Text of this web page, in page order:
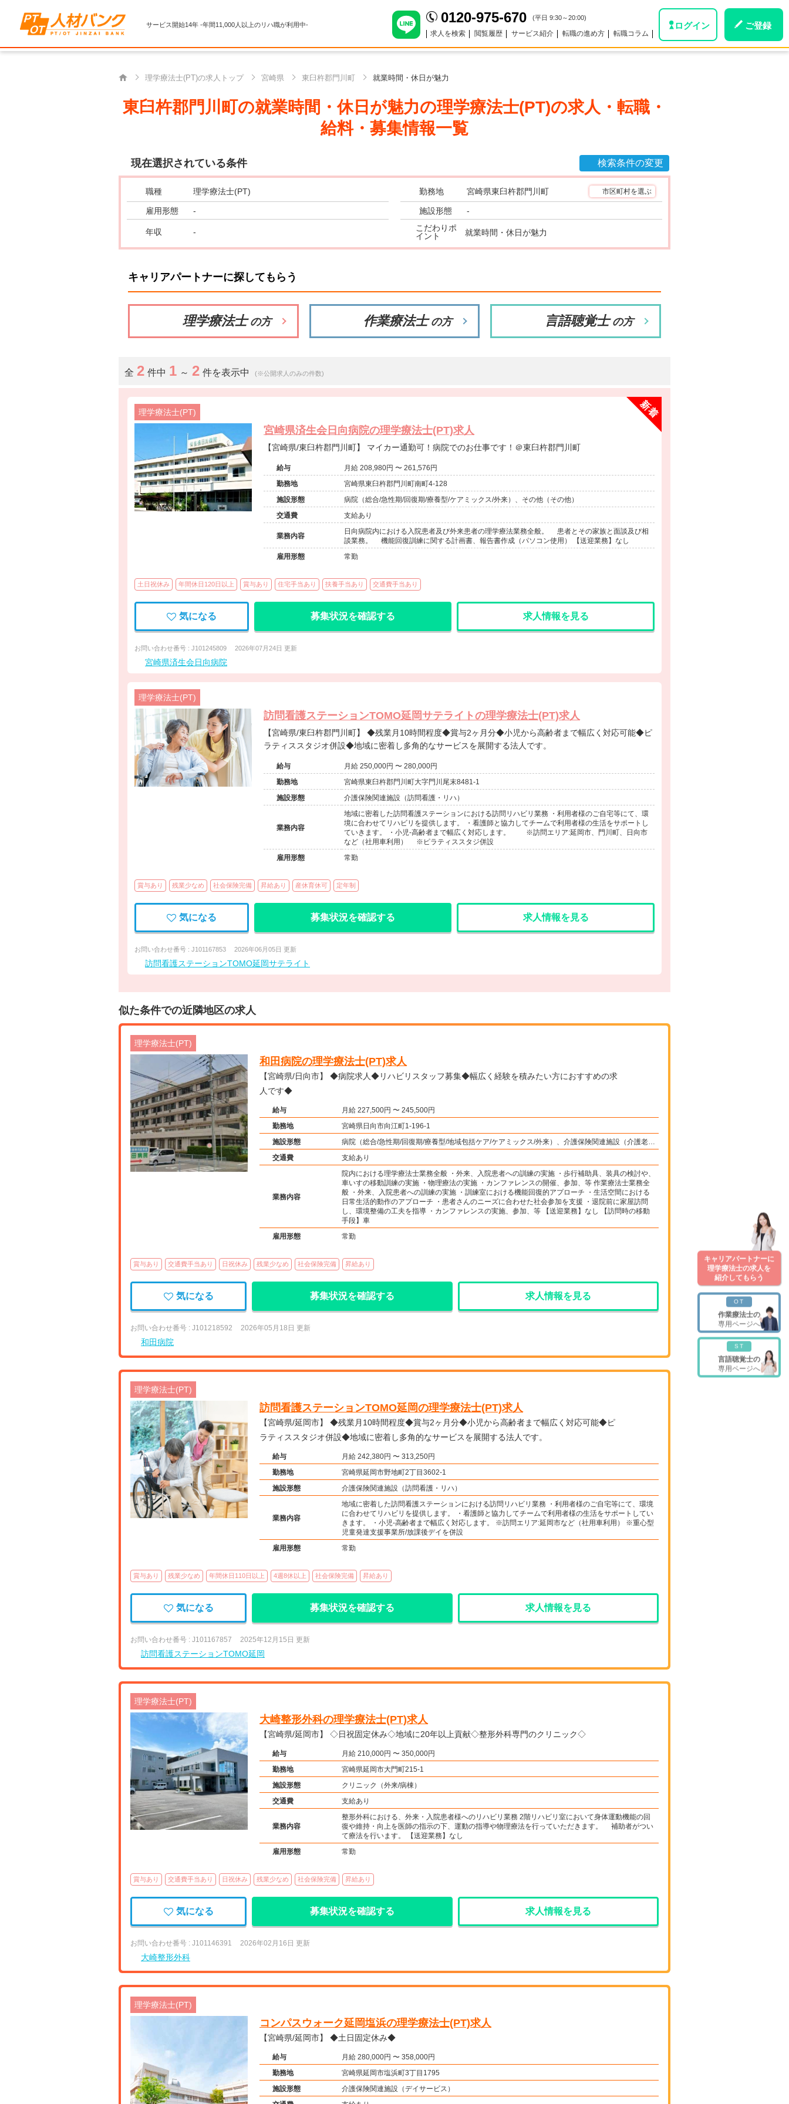
サービス開始14年 -年間11,000人以上のリハ職が利用中- 0120-975-670 (平日 9:30～20:00)
求人を検索 閲覧履歴 サービス紹介 転職の進め方 転職コラム
ログイン ご登録
理学療法士(PT)の求人トップ 宮崎県 東臼杵郡門川町 就業時間・休日が魅力
東臼杵郡門川町の就業時間・休日が魅力の理学療法士(PT)の求人・転職・
給料・募集情報一覧
現在選択されている条件 検索条件の変更
職種 理学療法士(PT) 勤務地 宮崎県東臼杵郡門川町 市区町村を選ぶ
雇用形態 - 施設形態 -
年収 -
こだわりポ
イント
就業時間・休日が魅力
キャリアパートナーに探してもらう
理学療法士 の方 作業療法士 の方 言語聴覚士 の方
全 2 件中 1 ～ 2 件を表示中 (※公開求人のみの件数)
理学療法士(PT)
宮崎県済生会日向病院の理学療法士(PT)求人
【宮崎県/東臼杵郡門川町】 マイカー通勤可！病院でのお仕事です！＠東臼杵郡門川町
給与
月給 208,980円 〜 261,576円
勤務地
宮崎県東臼杵郡門川町南町4-128
施設形態
病院（総合/急性期/回復期/療養型/ケアミックス/外来）、その他（その他）
交通費
支給あり
業務内容
日向病院内における入院患者及び外来患者の理学療法業務全般。 患者とその家族と面談及び相
談業務。 機能回復訓練に関する計画書、報告書作成（パソコン使用） 【送迎業務】なし
雇用形態
常勤
土日祝休み 年間休日120日以上 賞与あり 住宅手当あり 扶養手当あり 交通費手当あり
気になる 募集状況を確認する 求人情報を見る
お問い合わせ番号 : J101245809 2026年07月24日 更新
宮崎県済生会日向病院
理学療法士(PT)
訪問看護ステーションTOMO延岡サテライトの理学療法士(PT)求人
【宮崎県/東臼杵郡門川町】 ◆残業月10時間程度◆賞与2ヶ月分◆小児から高齢者まで幅広く対応可能◆ピ
ラティススタジオ併設◆地域に密着し多角的なサービスを展開する法人です。
給与
月給 250,000円 〜 280,000円
勤務地
宮崎県東臼杵郡門川町大字門川尾末8481-1
施設形態
介護保険関連施設（訪問看護・リハ）
業務内容
地域に密着した訪問看護ステーションにおける訪問リハビリ業務 ・利用者様のご自宅等にて、環
境に合わせてリハビリを提供します。 ・看護師と協力してチームで利用者様の生活をサポートし
ていきます。 ・小児-高齢者まで幅広く対応します。 ※訪問エリア:延岡市、門川町、日向市
など（社用車利用） ※ピラティススタジ併設
雇用形態
常勤
賞与あり 残業少なめ 社会保険完備 昇給あり 産休育休可 定年制
気になる 募集状況を確認する 求人情報を見る
お問い合わせ番号 : J101167853 2026年06月05日 更新
訪問看護ステーションTOMO延岡サテライト
似た条件での近隣地区の求人
理学療法士(PT)
和田病院の理学療法士(PT)求人
【宮崎県/日向市】 ◆病院求人◆リハビリスタッフ募集◆幅広く経験を積みたい方におすすめの求
人です◆
給与
月給 227,500円 〜 245,500円
勤務地
宮崎県日向市向江町1-196-1
施設形態
病院（総合/急性期/回復期/療養型/地域包括ケア/ケアミックス/外来）、介護保険関連施設（介護老人
保健施設/訪問看護・リハ）、その他（その他）
交通費 支給あり
業務内容
院内における理学療法士業務全般 ・外来、入院患者への訓練の実施 ・歩行補助具、装具の検討や、
車いすの移動訓練の実施 ・物理療法の実施 ・カンファレンスの開催、参加、等 作業療法士業務全
般 ・外来、入院患者への訓練の実施 ・訓練室における機能回復的アプローチ ・生活空間における
日常生活的動作のアプローチ ・患者さんのニーズに合わせた社会参加を支援 ・退院前に家屋訪問
し、環境整備の工夫を指導 ・カンファレンスの実施、参加、等 【送迎業務】なし 【訪問時の移動
手段】車
雇用形態
常勤
賞与あり 交通費手当あり 日祝休み 残業少なめ 社会保険完備 昇給あり
気になる 募集状況を確認する 求人情報を見る
お問い合わせ番号 : J101218592 2026年05月18日 更新
和田病院
理学療法士(PT)
訪問看護ステーションTOMO延岡の理学療法士(PT)求人
【宮崎県/延岡市】 ◆残業月10時間程度◆賞与2ヶ月分◆小児から高齢者まで幅広く対応可能◆ピ
ラティススタジオ併設◆地域に密着し多角的なサービスを展開する法人です。
給与
月給 242,380円 〜 313,250円
勤務地
宮崎県延岡市野地町2丁目3602-1
施設形態
介護保険関連施設（訪問看護・リハ）
業務内容
地域に密着した訪問看護ステーションにおける訪問リハビリ業務 ・利用者様のご自宅等にて、環境
に合わせてリハビリを提供します。 ・看護師と協力してチームで利用者様の生活をサポートしてい
きます。 ・小児-高齢者まで幅広く対応します。 ※訪問エリア:延岡市など（社用車利用） ※重心型
児童発達支援事業所/放課後デイを併設
雇用形態
常勤
賞与あり 残業少なめ 年間休日110日以上 4週8休以上 社会保険完備 昇給あり
気になる 募集状況を確認する 求人情報を見る
お問い合わせ番号 : J101167857 2025年12月15日 更新
訪問看護ステーションTOMO延岡
理学療法士(PT)
大崎整形外科の理学療法士(PT)求人
【宮崎県/延岡市】 ◇日祝固定休み◇地域に20年以上貢献◇整形外科専門のクリニック◇
給与
月給 210,000円 〜 350,000円
勤務地
宮崎県延岡市大門町215-1
施設形態
クリニック（外来/病棟）
交通費
支給あり
業務内容
整形外科における、外来・入院患者様へのリハビリ業務 2階リハビリ室において身体運動機能の回
復や維持・向上を医師の指示の下、運動の指導や物理療法を行っていただきます。 補助者がつい
て療法を行います。 【送迎業務】なし
雇用形態
常勤
賞与あり 交通費手当あり 日祝休み 残業少なめ 社会保険完備 昇給あり
気になる 募集状況を確認する 求人情報を見る
お問い合わせ番号 : J101146391 2026年02月16日 更新
大崎整形外科
理学療法士(PT)
コンパスウォーク延岡塩浜の理学療法士(PT)求人
【宮崎県/延岡市】 ◆土日固定休み◆
給与
月給 280,000円 〜 358,000円
勤務地
宮崎県延岡市塩浜町3丁目1795
施設形態
介護保険関連施設（デイサービス）
キャリアパートナーに
理学療法士の求人を
紹介してもらう
OT
作業療法士の
専用ページへ
ST
言語聴覚士の
専用ページへ